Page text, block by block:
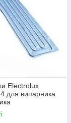
Electrolux
для випарника